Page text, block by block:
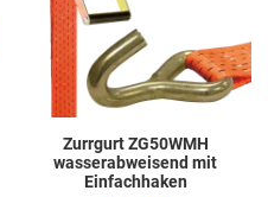
Zurrgurt ZG50WMH
wasserabweisend mit
Einfachhaken